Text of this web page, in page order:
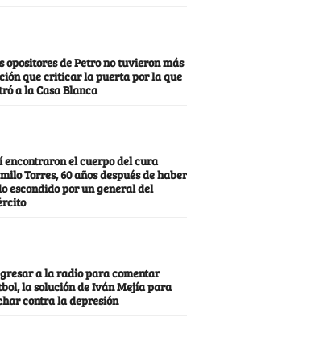
opositores de Petro no tuvieron más
que criticar la puerta por la que
a la Casa Blanca
encontraron el cuerpo del cura
Torres, 60 años después de haber
escondido por un general del
a la radio para comentar
la solución de Iván Mejía para
contra la depresión